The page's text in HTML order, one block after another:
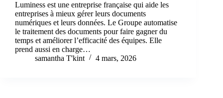
Luminess est une entreprise française qui aide les
entreprises à mieux gérer leurs documents
numériques et leurs données. Le Groupe automatise
le traitement des documents pour faire gagner du
temps et améliorer l’efficacité des équipes. Elle
prend aussi en charge…
samantha T'kint
4 mars, 2026